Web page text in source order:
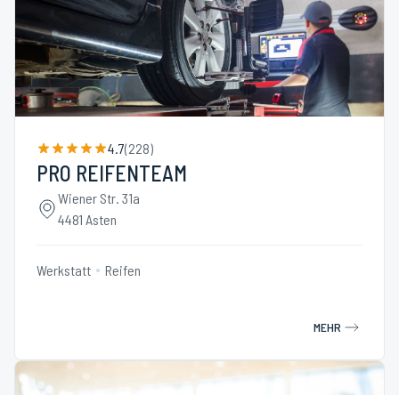
4.7(228)
PRO REIFENTEAM
Wiener Str. 31a
4481 Asten
Werkstatt Reifen
MEHR